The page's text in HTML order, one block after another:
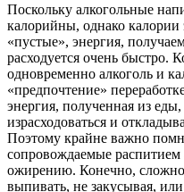
Поскольку алкогольные
калорийны, однако калории
«пустые», энергия,
расходуется очень быстро.
одновременно алкоголь и
«предпочтение»
энергия, полученная из
израсходоваться и
Поэтому крайне важно
сопровождаемые
ожирению. Конечно,
выпивать, не закусывая, или